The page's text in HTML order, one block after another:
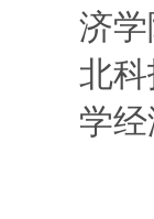
济
北
学